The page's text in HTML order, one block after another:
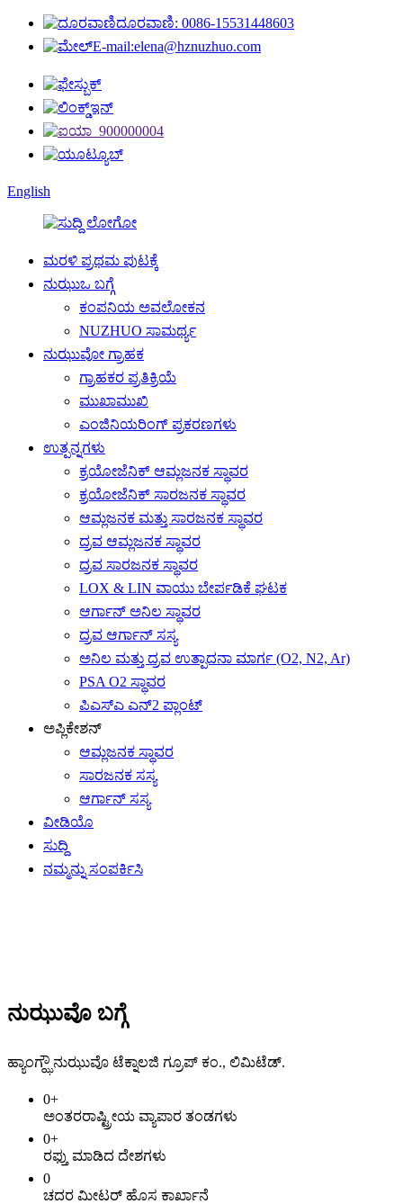
ದೂರವಾಣಿ: 0086-15531448603
E-mail:elena@hznuzhuo.com
English
ಮರಳಿ ಪ್ರಥಮ ಪುಟಕ್ಕೆ
ನುಝುಒ ಬಗ್ಗೆ
ಕಂಪನಿಯ ಅವಲೋಕನ
NUZHUO ಸಾಮರ್ಥ್ಯ
ನುಝುವೋ ಗ್ರಾಹಕ
ಗ್ರಾಹಕರ ಪ್ರತಿಕ್ರಿಯೆ
ಮುಖಾಮುಖಿ
ಎಂಜಿನಿಯರಿಂಗ್ ಪ್ರಕರಣಗಳು
ಉತ್ಪನ್ನಗಳು
ಕ್ರಯೋಜೆನಿಕ್ ಆಮ್ಲಜನಕ ಸ್ಥಾವರ
ಕ್ರಯೋಜೆನಿಕ್ ಸಾರಜನಕ ಸ್ಥಾವರ
ಆಮ್ಲಜನಕ ಮತ್ತು ಸಾರಜನಕ ಸ್ಥಾವರ
ದ್ರವ ಆಮ್ಲಜನಕ ಸ್ಥಾವರ
ದ್ರವ ಸಾರಜನಕ ಸ್ಥಾವರ
LOX & LIN ವಾಯು ಬೇರ್ಪಡಿಕೆ ಘಟಕ
ಆರ್ಗಾನ್ ಅನಿಲ ಸ್ಥಾವರ
ದ್ರವ ಆರ್ಗಾನ್ ಸಸ್ಯ
ಅನಿಲ ಮತ್ತು ದ್ರವ ಉತ್ಪಾದನಾ ಮಾರ್ಗ (O2, N2, Ar)
PSA O2 ಸ್ಥಾವರ
ಪಿಎಸ್ಎ ಎನ್2 ಪ್ಲಾಂಟ್
ಅಪ್ಲಿಕೇಶನ್
ಆಮ್ಲಜನಕ ಸ್ಥಾವರ
ಸಾರಜನಕ ಸಸ್ಯ
ಆರ್ಗಾನ್ ಸಸ್ಯ
ವೀಡಿಯೊ
ಸುದ್ದಿ
ನಮ್ಮನ್ನು ಸಂಪರ್ಕಿಸಿ
ನುಝುವೊ ಬಗ್ಗೆ
ಹ್ಯಾಂಗ್ಝೌ ನುಝುವೊ ಟೆಕ್ನಾಲಜಿ ಗ್ರೂಪ್ ಕಂ., ಲಿಮಿಟೆಡ್.
0+
ಅಂತರರಾಷ್ಟ್ರೀಯ ವ್ಯಾಪಾರ ತಂಡಗಳು
0+
ರಫ್ತು ಮಾಡಿದ ದೇಶಗಳು
0
ಚದರ ಮೀಟರ್ ಹೊಸ ಕಾರ್ಖಾನೆ